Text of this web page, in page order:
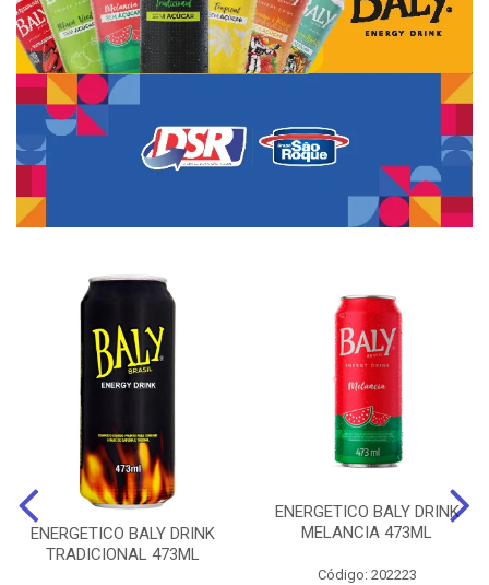
ENERGETICO BALY DRINK
TRADICIONAL 473ML
ENERGETICO BALY DRINK
MELANCIA 473ML
Código: 202223